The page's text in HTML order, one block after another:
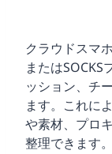
クラウドスマ
または
ッション、チ
ます。これに
や素材、プロ
整理できます。